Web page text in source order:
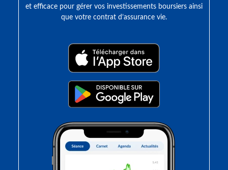
et efficace pour gérer vos investissements boursiers ainsi
que votre contrat d’assurance vie.